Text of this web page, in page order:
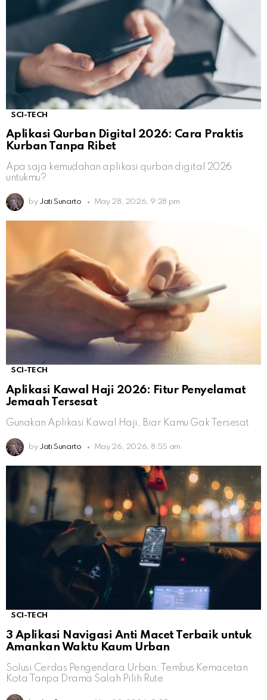
SCI-TECH
Aplikasi Qurban Digital 2026: Cara Praktis
Kurban Tanpa Ribet
Apa saja kemudahan aplikasi qurban digital 2026
untukmu?
by Jati Sunarto May 28, 2026, 9:28 pm
SCI-TECH
Aplikasi Kawal Haji 2026: Fitur Penyelamat
Jemaah Tersesat
Gunakan Aplikasi Kawal Haji, Biar Kamu Gak Tersesat
by Jati Sunarto May 26, 2026, 8:55 am
SCI-TECH
3 Aplikasi Navigasi Anti Macet Terbaik untuk
Amankan Waktu Kaum Urban
Solusi Cerdas Pengendara Urban: Tembus Kemacetan
Kota Tanpa Drama Salah Pilih Rute